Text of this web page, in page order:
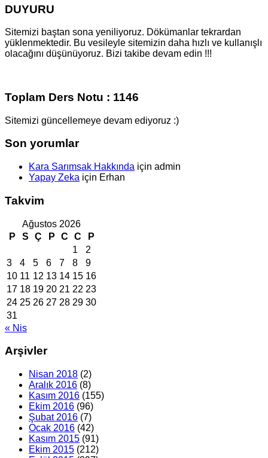
DUYURU
Sitemizi baştan sona yeniliyoruz. Dökümanlar tekrardan
yüklenmektedir. Bu vesileyle sitemizin daha hızlı ve kullanışlı
olacağını düşünüyoruz. Bizi takibe devam edin !!!
Toplam Ders Notu : 1146
Sitemizi güncellemeye devam ediyoruz :)
Son yorumlar
Kara Sarımsak Hakkında için admin
Yapay Zeka için Erhan
Takvim
Ağustos 2026
P
S Ç P C C
P
1
2
3
4 5 6 7 8
9
10 11 12 13 14 15 16
17 18 19 20 21 22 23
24 25 26 27 28 29 30
31
« Nis
Arşivler
Nisan 2018 (2)
Aralık 2016 (8)
Kasım 2016 (155)
Ekim 2016 (96)
Şubat 2016 (7)
Ocak 2016 (42)
Kasım 2015 (91)
Ekim 2015 (212)